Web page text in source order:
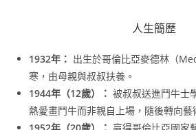
人生簡歷
1932年： 出生於哥倫比亞麥德林（
寒，由母親與叔叔扶養。
1944年（12歲）： 被叔叔送進鬥牛士
熱愛畫鬥牛而非親自上場，隨後轉向藝